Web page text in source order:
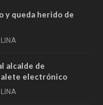
queda herido de
alcalde de
electrónico